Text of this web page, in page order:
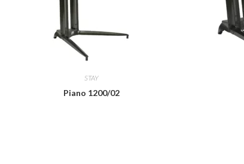
STAY
Piano 1200/02